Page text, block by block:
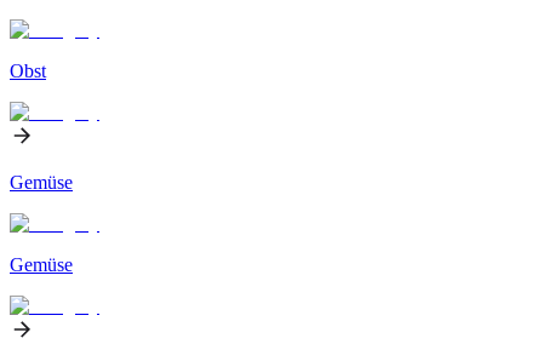
Obst
Gemüse
Gemüse